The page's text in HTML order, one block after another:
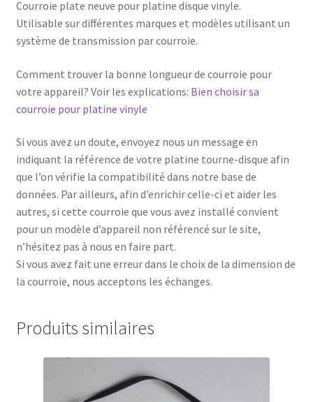
Courroie plate neuve pour platine disque vinyle.
Utilisable sur différentes marques et modèles utilisant un
système de transmission par courroie.
Comment trouver la bonne longueur de courroie pour
votre appareil? Voir les explications: Bien choisir sa
courroie pour platine vinyle
Si vous avez un doute, envoyez nous un message en
indiquant la référence de votre platine tourne-disque afin
que l’on vérifie la compatibilité dans notre base de
données. Par ailleurs, afin d’enrichir celle-ci et aider les
autres, si cette courroie que vous avez installé convient
pour un modèle d’appareil non référencé sur le site,
n’hésitez pas à nous en faire part.
Si vous avez fait une erreur dans le choix de la dimension de
la courroie, nous acceptons les échanges.
Produits similaires